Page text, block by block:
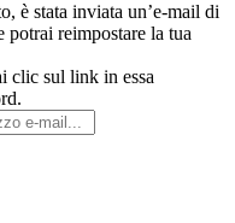
è stata inviata un’e-mail di
reimpostare la tua
clic sul link in essa